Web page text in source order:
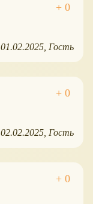
01.02.2025 Гость
02.02.2025 Гость